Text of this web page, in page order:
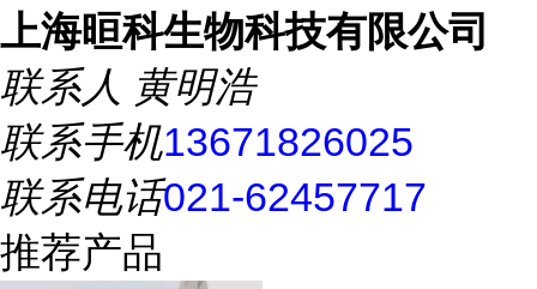
上海晅科生物科技有限公司
联系人 黄明浩
联系手机13671826025
联系电话021-62457717
推荐产品